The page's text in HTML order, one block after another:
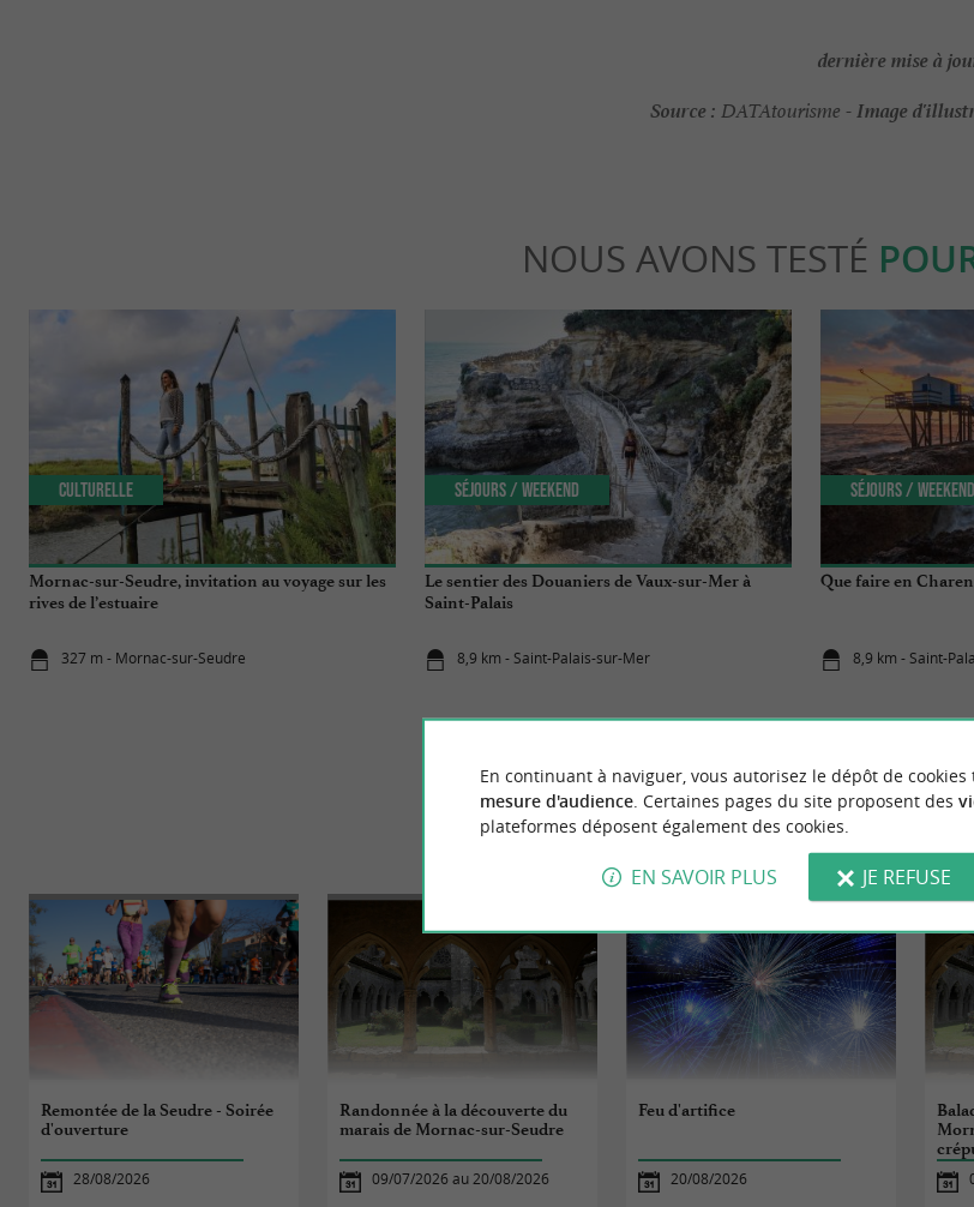
dernière mise à
Source : DATAtourisme -Image
NOUS AVONS TESTÉ
Mornac-sur-Seudre, invitation au voyage sur les
rives de l’estuaire
327 m - Mornac-sur-Seudre
Culturelle
Le sentier des Douaniers de Vaux-sur-Mer à
Saint-Palais
8,9 km - Saint-Palais-sur-Mer
Séjours / Weekend
Que faire en
8,9 km - Saint-
Séjours / Weekend
ÉVÈNEMENTSÀ MORNAC-
Remontée de la Seudre - Soirée
d'ouverture
28/08/2026
Randonnée à la découverte du
marais de Mornac-sur-Seudre
09/07/2026 au 20/08/2026
Feu d'artifice
20/08/2026
En continuant à naviguer, vous autorisez le dépôt de
mesure d'audience. Certaines pages du site proposent des
plateformes déposent également des cookies.
EN SAVOIR PLUS JE REFUSE